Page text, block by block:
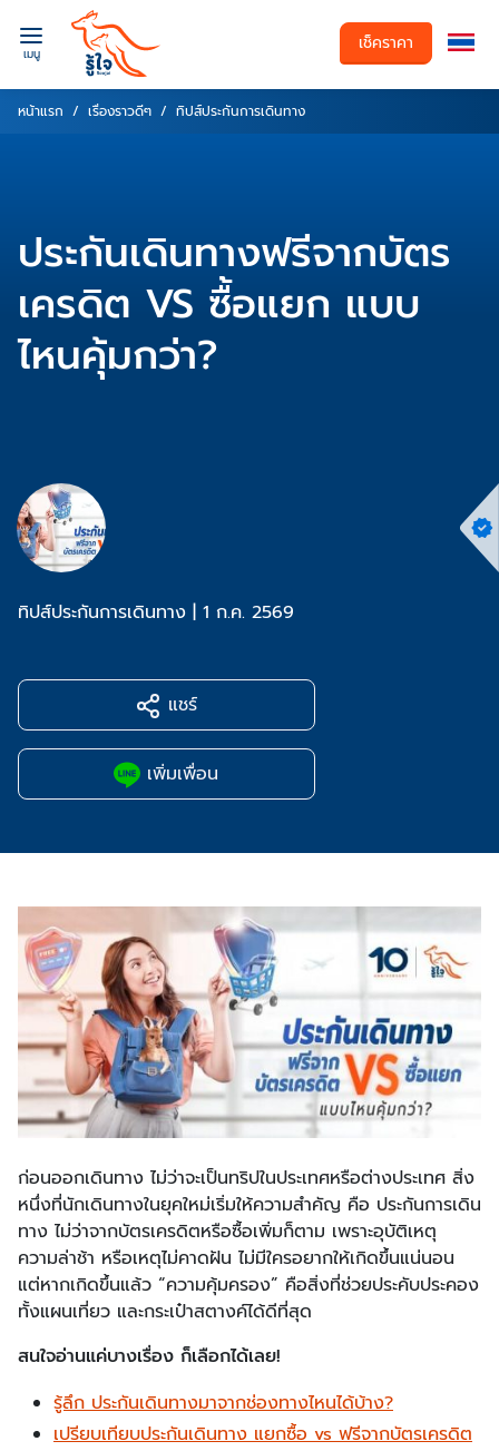
เมนู เช็คราคา
หน้าแรก เรื่องราวดีๆ ทิปส์ประกันการเดินทาง
ประกันเดินทางฟรีจากบัตร
เครดิต VS ซื้อแยก แบบ
ไหนคุ้มกว่า?
ทิปส์ประกันการเดินทาง | 1 ก.ค. 2569
แชร์
เพิ่มเพื่อน
ก่อนออกเดินทาง ไม่ว่าจะเป็นทริปในประเทศหรือต่างประเทศ สิ่ง
หนึ่งที่นักเดินทางในยุคใหม่เริ่มให้ความสำคัญ คือ ประกันการเดิน
ทาง ไม่ว่าจากบัตรเครดิตหรือซื้อเพิ่มก็ตาม เพราะอุบัติเหตุ
ความล่าช้า หรือเหตุไม่คาดฝัน ไม่มีใครอยากให้เกิดขึ้นแน่นอน
แต่หากเกิดขึ้นแล้ว “ความคุ้มครอง” คือสิ่งที่ช่วยประคับประคอง
ทั้งแผนเที่ยว และกระเป๋าสตางค์ได้ดีที่สุด
สนใจอ่านแค่บางเรื่อง ก็เลือกได้เลย!
รู้ลึก ประกันเดินทางมาจากช่องทางไหนได้บ้าง?
เปรียบเทียบประกันเดินทาง แยกซื้อ vs ฟรีจากบัตรเครดิต